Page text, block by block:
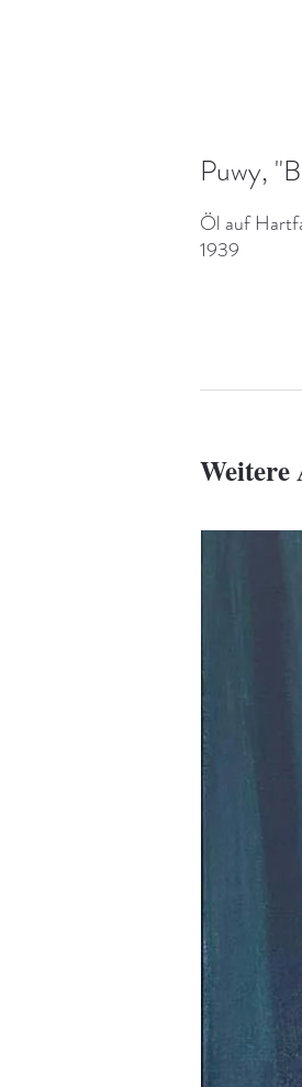
Puwy,
Öl auf
1939